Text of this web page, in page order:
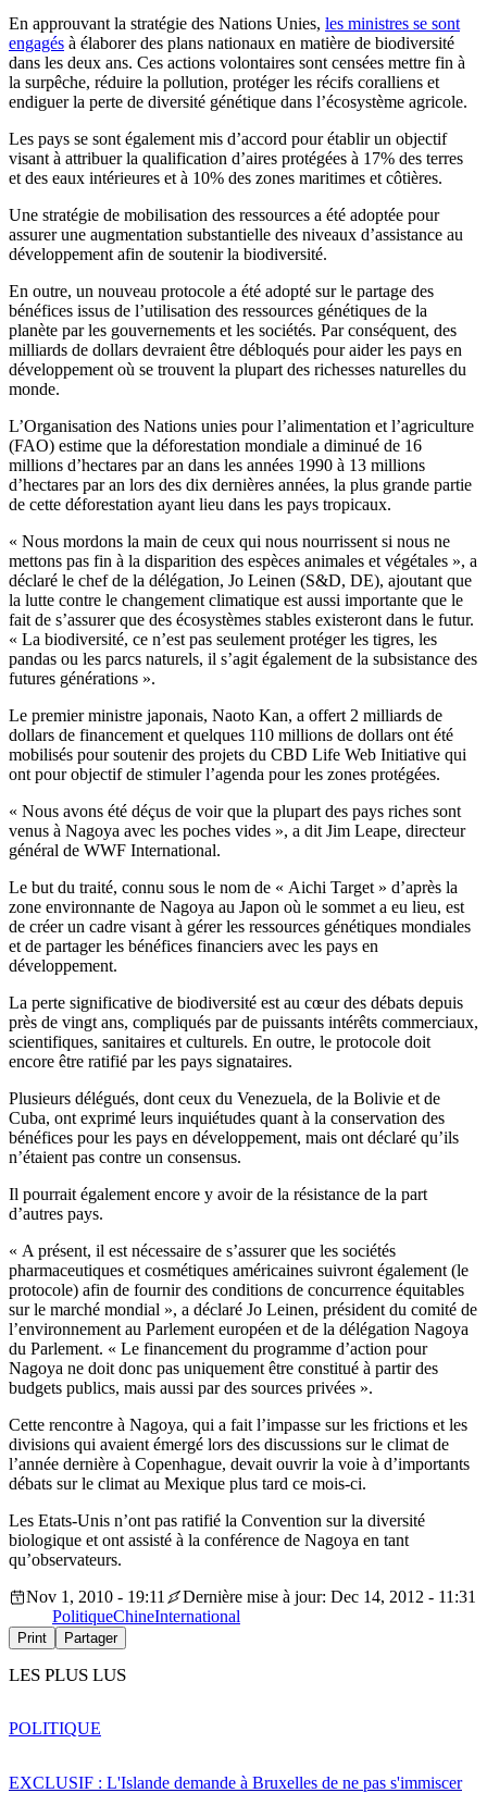
En approuvant la stratégie des Nations Unies, les ministres se sont
engagés à élaborer des plans nationaux en matière de biodiversité
dans les deux ans. Ces actions volontaires sont censées mettre fin à
la surpêche, réduire la pollution, protéger les récifs coralliens et
endiguer la perte de diversité génétique dans l’écosystème agricole.
Les pays se sont également mis d’accord pour établir un objectif
visant à attribuer la qualification d’aires protégées à 17% des terres
et des eaux intérieures et à 10% des zones maritimes et côtières.
Une stratégie de mobilisation des ressources a été adoptée pour
assurer une augmentation substantielle des niveaux d’assistance au
développement afin de soutenir la biodiversité.
En outre, un nouveau protocole a été adopté sur le partage des
bénéfices issus de l’utilisation des ressources génétiques de la
planète par les gouvernements et les sociétés. Par conséquent, des
milliards de dollars devraient être débloqués pour aider les pays en
développement où se trouvent la plupart des richesses naturelles du
monde.
L’Organisation des Nations unies pour l’alimentation et l’agriculture
(FAO) estime que la déforestation mondiale a diminué de 16
millions d’hectares par an dans les années 1990 à 13 millions
d’hectares par an lors des dix dernières années, la plus grande partie
de cette déforestation ayant lieu dans les pays tropicaux.
« Nous mordons la main de ceux qui nous nourrissent si nous ne
mettons pas fin à la disparition des espèces animales et végétales », a
déclaré le chef de la délégation, Jo Leinen (S&D, DE), ajoutant que
la lutte contre le changement climatique est aussi importante que le
fait de s’assurer que des écosystèmes stables existeront dans le futur.
« La biodiversité, ce n’est pas seulement protéger les tigres, les
pandas ou les parcs naturels, il s’agit également de la subsistance des
futures générations ».
Le premier ministre japonais, Naoto Kan, a offert 2 milliards de
dollars de financement et quelques 110 millions de dollars ont été
mobilisés pour soutenir des projets du CBD Life Web Initiative qui
ont pour objectif de stimuler l’agenda pour les zones protégées.
« Nous avons été déçus de voir que la plupart des pays riches sont
venus à Nagoya avec les poches vides », a dit Jim Leape, directeur
général de WWF International.
Le but du traité, connu sous le nom de « Aichi Target » d’après la
zone environnante de Nagoya au Japon où le sommet a eu lieu, est
de créer un cadre visant à gérer les ressources génétiques mondiales
et de partager les bénéfices financiers avec les pays en
développement.
La perte significative de biodiversité est au cœur des débats depuis
près de vingt ans, compliqués par de puissants intérêts commerciaux,
scientifiques, sanitaires et culturels. En outre, le protocole doit
encore être ratifié par les pays signataires.
Plusieurs délégués, dont ceux du Venezuela, de la Bolivie et de
Cuba, ont exprimé leurs inquiétudes quant à la conservation des
bénéfices pour les pays en développement, mais ont déclaré qu’ils
n’étaient pas contre un consensus.
Il pourrait également encore y avoir de la résistance de la part
d’autres pays.
« A présent, il est nécessaire de s’assurer que les sociétés
pharmaceutiques et cosmétiques américaines suivront également (le
protocole) afin de fournir des conditions de concurrence équitables
sur le marché mondial », a déclaré Jo Leinen, président du comité de
l’environnement au Parlement européen et de la délégation Nagoya
du Parlement. « Le financement du programme d’action pour
Nagoya ne doit donc pas uniquement être constitué à partir des
budgets publics, mais aussi par des sources privées ».
Cette rencontre à Nagoya, qui a fait l’impasse sur les frictions et les
divisions qui avaient émergé lors des discussions sur le climat de
l’année dernière à Copenhague, devait ouvrir la voie à d’importants
débats sur le climat au Mexique plus tard ce mois-ci.
Les Etats-Unis n’ont pas ratifié la Convention sur la diversité
biologique et ont assisté à la conférence de Nagoya en tant
qu’observateurs.
Nov 1, 2010 - 19:11
Dernière mise à jour: Dec 14, 2012 - 11:31
PolitiqueChineInternational
Print Partager
LES PLUS LUS
EXCLUSIF : L'Islande demande à Bruxelles de ne pas s'immiscer
POLITIQUE